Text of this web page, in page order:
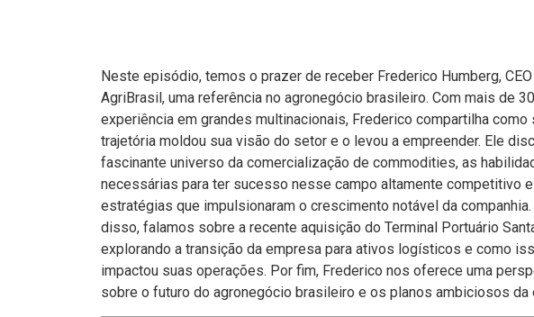
Neste episódio, temos o prazer de receber Frederico Humberg,
AgriBrasil, uma referência no agronegócio brasileiro. Com mais de
experiência em grandes multinacionais, Frederico compartilha como
trajetória moldou sua visão do setor e o levou a empreender. Ele
fascinante universo da comercialização de commodities, as
necessárias para ter sucesso nesse campo altamente competitivo
estratégias que impulsionaram o crescimento notável da
disso, falamos sobre a recente aquisição do Terminal Portuário
explorando a transição da empresa para ativos logísticos e como
impactou suas operações. Por fim, Frederico nos oferece uma
sobre o futuro do agronegócio brasileiro e os planos ambiciosos da